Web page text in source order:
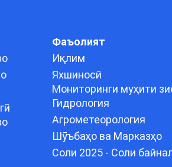
Фаъолият
Иқлим
Яхшиносӣ
Мониторинги муҳити
Гидрология
Агрометеорология
Шӯъбаҳо ва Марказҳо
Соли 2025 - Соли